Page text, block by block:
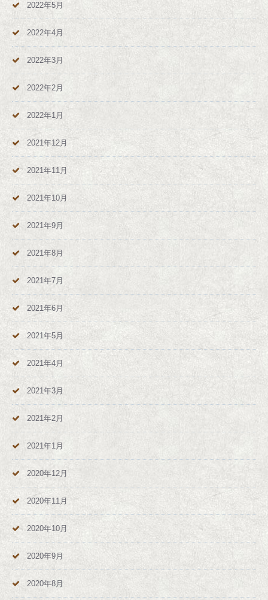
2022年5月
2022年4月
2022年3月
2022年2月
2022年1月
2021年12月
2021年11月
2021年10月
2021年9月
2021年8月
2021年7月
2021年6月
2021年5月
2021年4月
2021年3月
2021年2月
2021年1月
2020年12月
2020年11月
2020年10月
2020年9月
2020年8月